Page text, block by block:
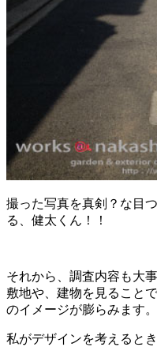
撮った写真を真剣？な目
る、健太くん！！
それから、調査内容も大
敷地や、建物を見ること
のイメージが膨らみます。
私がデザインを考えると